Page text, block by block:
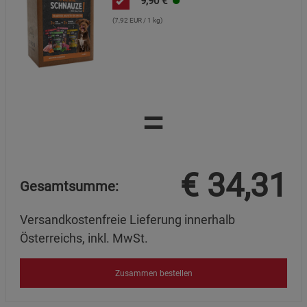
(7,92 EUR / 1 kg)
=
Gesamtsumme: € 34,31
Versandkostenfreie Lieferung innerhalb
Österreichs, inkl. MwSt.
Zusammen bestellen